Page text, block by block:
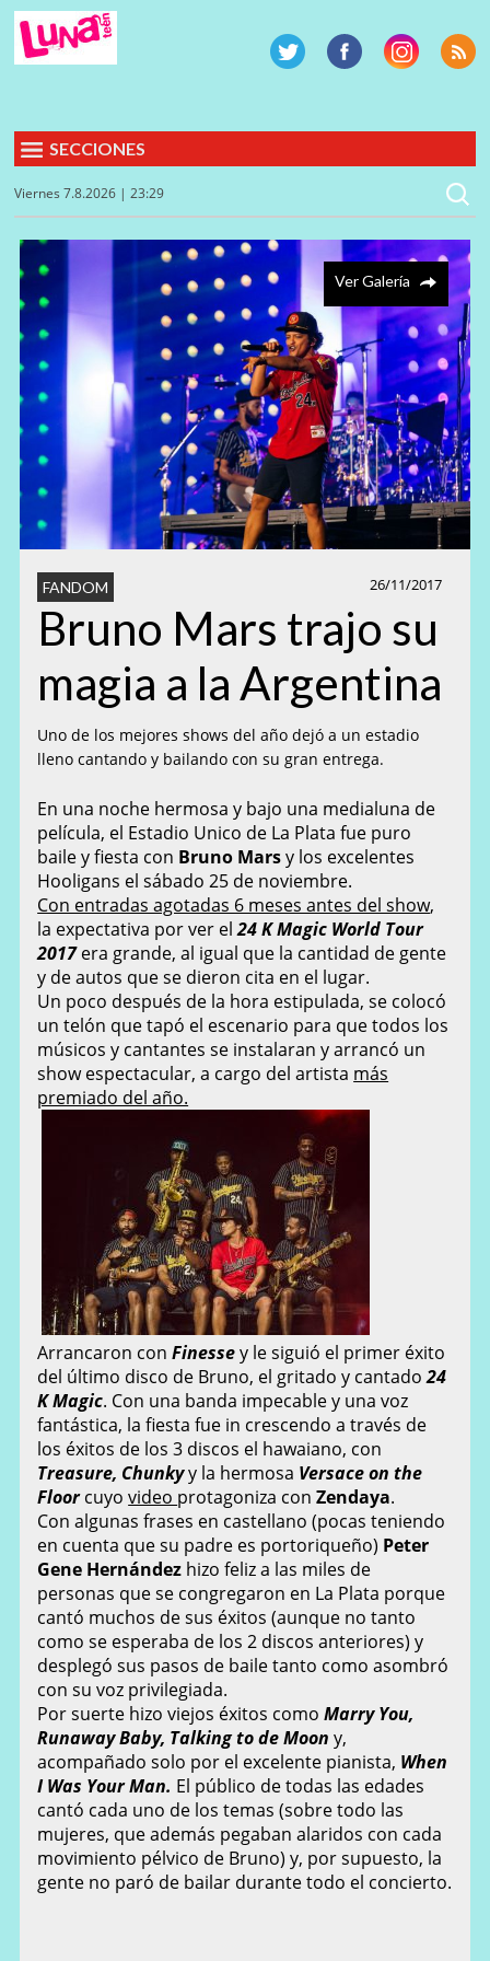
SECCIONES
Viernes 7.8.2026 | 23:29
Ver Galería
26/11/2017
FANDOM
Bruno Mars trajo su
magia a la Argentina
Uno de los mejores shows del año dejó a un estadio
lleno cantando y bailando con su gran entrega.
En una noche hermosa y bajo una medialuna de
película, el Estadio Unico de La Plata fue puro
baile y fiesta con Bruno Marsy los excelentes
Hooligans el sábado 25 de noviembre.
Con entradas agotadas 6 meses antes del show,
la expectativa por ver el24 K Magic World Tour
2017era grande, al igual que la cantidad de gente
y de autos que se dieron cita en el lugar.
Un poco después de la hora estipulada, se colocó
un telón que tapó el escenario para que todos los
músicos y cantantes se instalaran y arrancó un
show espectacular, a cargo del artista más
premiado del año.
Arrancaron conFinessey le siguió el primer éxito
del último disco de Bruno, el gritado y cantado24
K Magic. Con una banda impecable y una voz
fantástica, la fiesta fue in crescendo a través de
los éxitos de los 3 discos el hawaiano, con
Treasure, Chunkyy la hermosa Versace on the
Floorcuyovideo protagoniza conZendaya.
Con algunas frases en castellano (pocas teniendo
en cuenta que su padre es portoriqueño) Peter
Gene Hernández hizo feliz a las miles de
personas que se congregaron en La Plata porque
cantó muchos de sus éxitos (aunque no tanto
como se esperaba de los 2 discos anteriores) y
desplegó sus pasos de baile tanto como asombró
con su voz privilegiada.
Por suerte hizo viejos éxitos comoMarry You,
Runaway Baby, Talking to de Moon y,
acompañado solo por el excelente pianista, When
I Was Your Man. El público de todas las edades
cantó cada uno de los temas (sobre todo las
mujeres, que además pegaban alaridos con cada
movimiento pélvico de Bruno) y, por supuesto, la
gente no paró de bailar durante todo el concierto.